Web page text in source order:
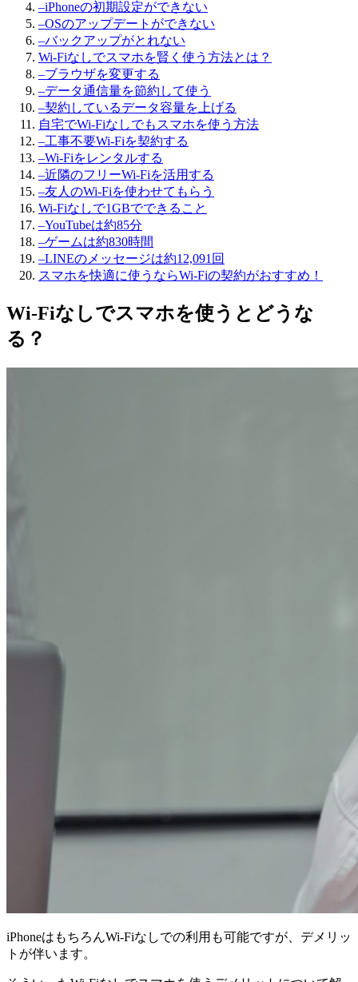
–iPhoneの初期設定ができない
–OSのアップデートができない
–バックアップがとれない
Wi-Fiなしでスマホを賢く使う方法とは？
–ブラウザを変更する
–データ通信量を節約して使う
–契約しているデータ容量を上げる
自宅でWi-Fiなしでもスマホを使う方法
–工事不要Wi-Fiを契約する
–Wi-Fiをレンタルする
–近隣のフリーWi-Fiを活用する
–友人のWi-Fiを使わせてもらう
Wi-Fiなしで1GBでできること
–YouTubeは約85分
–ゲームは約830時間
–LINEのメッセージは約12,091回
スマホを快適に使うならWi-Fiの契約がおすすめ！
Wi-Fiなしでスマホを使うとどうな
る？
iPhoneはもちろんWi-Fiなしでの利用も可能ですが、デメリッ
トが伴います。